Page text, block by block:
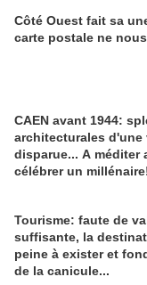
Côté Ouest fait sa
carte postale ne
CAEN avant 1944:
architecturales d'une
disparue... A méditer
célébrer un
Tourisme: faute de
suffisante, la
peine à exister et
de la canicule...